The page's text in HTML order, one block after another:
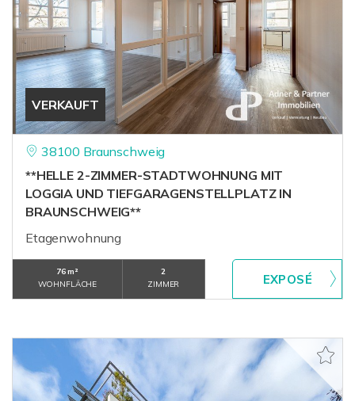
VERKAUFT
38100 Braunschweig
**HELLE 2-ZIMMER-STADTWOHNUNG MIT
LOGGIA UND TIEFGARAGENSTELLPLATZ IN
BRAUNSCHWEIG**
Etagenwohnung
76 m²
WOHNFLÄCHE
2
ZIMMER